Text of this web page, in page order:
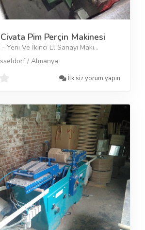
Pim Perçin Makinesi
Yeni Ve İkinci El Sanayi Maki...
/ Almanya
İlk siz yorum yapın